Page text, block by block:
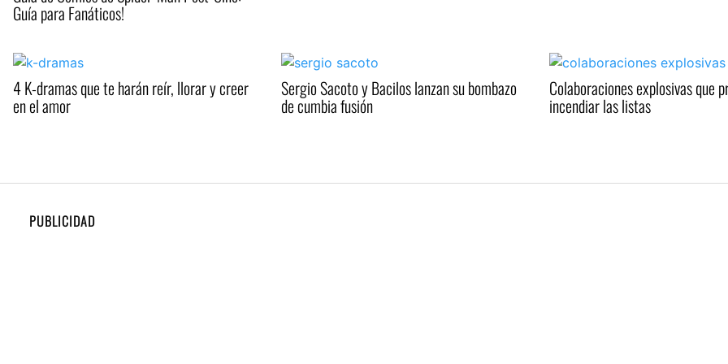
Guía para Fanáticos!
4 K-dramas que te harán reír, llorar y creer
en el amor
Sergio Sacoto y Bacilos lanzan su bombazo
de cumbia fusión
Colaboraciones explosivas que
incendiar las listas
PUBLICIDAD